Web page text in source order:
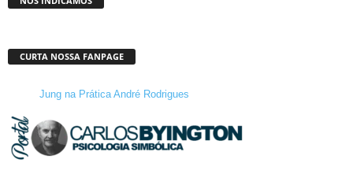
CURTA NOSSA FANPAGE
Jung na Prática André Rodrigues